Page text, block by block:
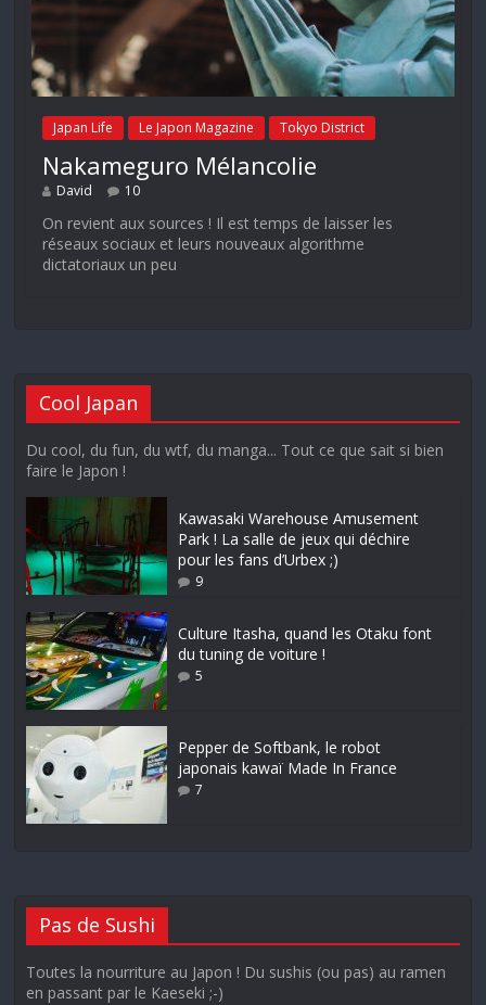
Japan Life Le Japon Magazine Tokyo District
Nakameguro Mélancolie
David 10
On revient aux sources ! Il est temps de laisser les
réseaux sociaux et leurs nouveaux algorithme
dictatoriaux un peu
Cool Japan
Du cool, du fun, du wtf, du manga... Tout ce que sait si bien
faire le Japon !
Kawasaki Warehouse Amusement
Park ! La salle de jeux qui déchire
pour les fans d’Urbex ;)
9
Culture Itasha, quand les Otaku font
du tuning de voiture !
5
Pepper de Softbank, le robot
japonais kawaï Made In France
7
Pas de Sushi
Toutes la nourriture au Japon ! Du sushis (ou pas) au ramen
en passant par le Kaeseki ;-)